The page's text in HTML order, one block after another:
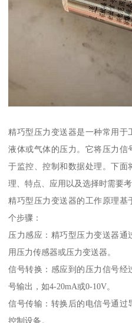
精巧型压力变送器是一种常用于
液体或气体的压力。它将压力信
于监控、控制和数据处理。下
理、特点、应用以及选择时需要考
精巧型压力变送器的工作原理
个步骤：
压力感应：精巧型压力变送器
用压力传感器或压力变送器。
信号转换：感应到的压力信号
号输出，如4-20mA或0-10V。
信号传输：转换后的电信号通
控制设备。